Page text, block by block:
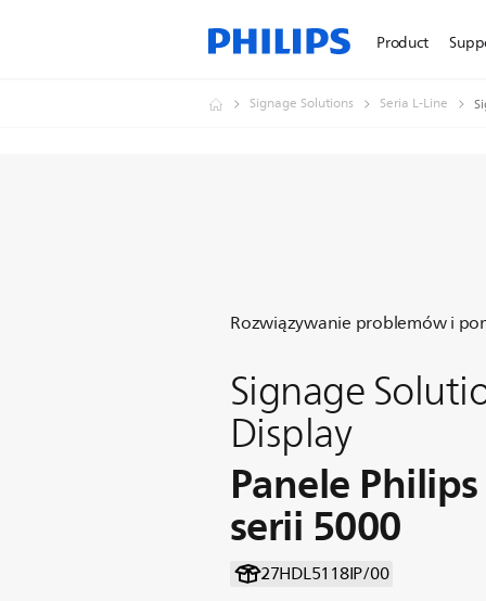
Product
Signage Solutions Seria L-Line
Rozwiązywanie problemów i
Signage
Display
Panele
serii 5000
27HDL5118IP/00